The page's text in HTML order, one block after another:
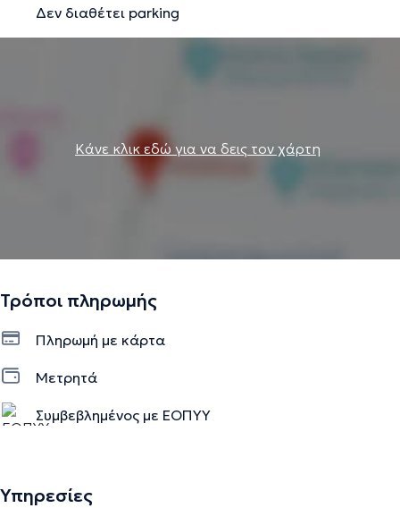
Δεν διαθέτει parking
Κάνε κλικ εδώ για να δεις τον χάρτη
Τρόποι πληρωμής
Πληρωμή με κάρτα
Μετρητά
Συμβεβλημένος με ΕΟΠΥΥ
Υπηρεσίες